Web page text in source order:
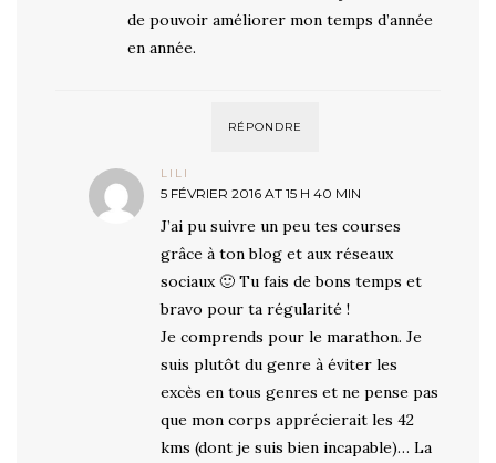
de pouvoir améliorer mon temps d’année
en année.
RÉPONDRE
LILI
5 FÉVRIER 2016 AT 15 H 40 MIN
J’ai pu suivre un peu tes courses
grâce à ton blog et aux réseaux
sociaux 🙂 Tu fais de bons temps et
bravo pour ta régularité !
Je comprends pour le marathon. Je
suis plutôt du genre à éviter les
excès en tous genres et ne pense pas
que mon corps apprécierait les 42
kms (dont je suis bien incapable)… La